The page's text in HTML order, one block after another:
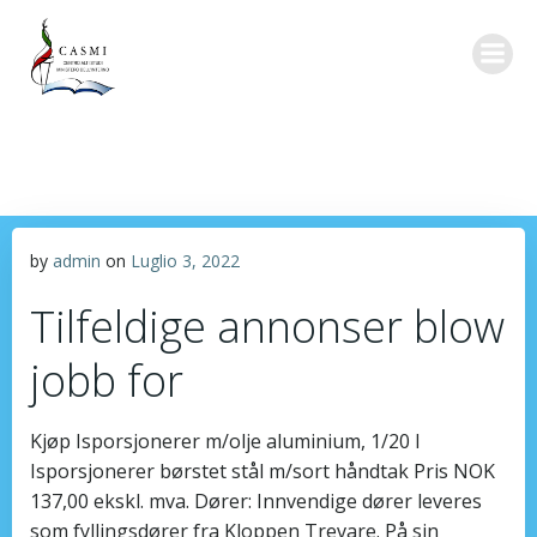
by admin on Luglio 3, 2022
Tilfeldige annonser blow
jobb for
Kjøp Isporsjonerer m/olje aluminium, 1/20 l
Isporsjonerer børstet stål m/sort håndtak Pris NOK
137,00 ekskl. mva. Dører: Innvendige dører leveres
som fyllingsdører fra Kloppen Trevare. På sin